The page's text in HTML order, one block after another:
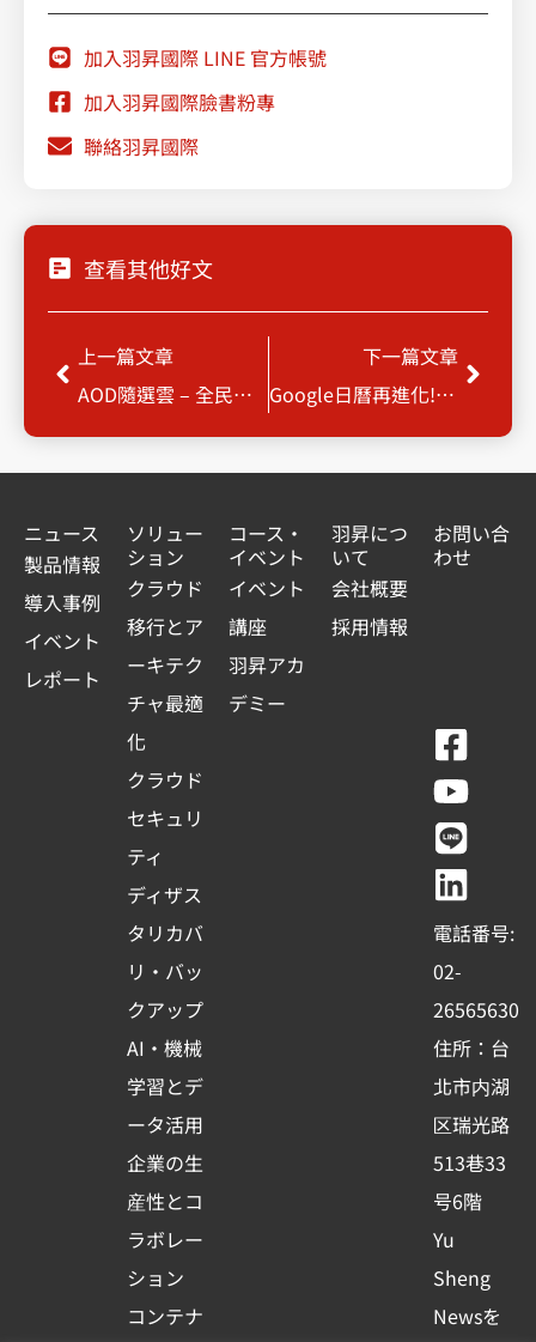
加入羽昇國際 LINE 官方帳號
加入羽昇國際臉書粉專
聯絡羽昇國際
查看其他好文
Prev
上一篇文章
AOD隨選雲 – 全民抗疫，居家辦公首選
下一篇文章
Google日曆再進化!整合地圖功能，評論、路線規劃一氣呵成
Next
ニュース
製品情報
導入事例
イベント
レポート
ソリュー
ション
クラウド
移行とア
ーキテク
チャ最適
化
クラウド
セキュリ
ティ
ディザス
タリカバ
リ・バッ
クアップ
AI・機械
学習とデ
ータ活用
企業の生
産性とコ
ラボレー
ション
コンテナ
コース・
イベント
イベント
講座
羽昇アカ
デミー
羽昇につ
いて
会社概要
採用情報
お問い合
わせ
F
a
c
e
b
o
o
k
-
s
q
u
a
r
e
Y
o
u
t
u
b
e
L
i
n
e
L
i
n
k
e
d
i
n
電話番号:
02-
26565630
住所：台
北市内湖
区瑞光路
513巷33
号6階
Yu
Sheng
Newsを